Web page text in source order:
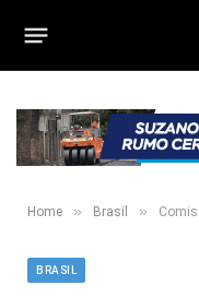
Home » Brasil » Comissão
BRASIL